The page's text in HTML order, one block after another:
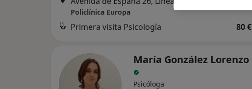
Policlínica Europa
Primera visita Psicología 80 €
María González Lorenzo
Psicóloga